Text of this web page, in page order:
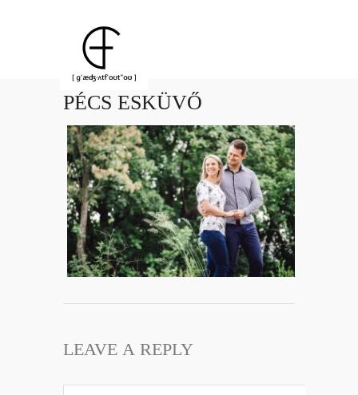
PÉCS ESKÜVŐ
LEAVE A REPLY